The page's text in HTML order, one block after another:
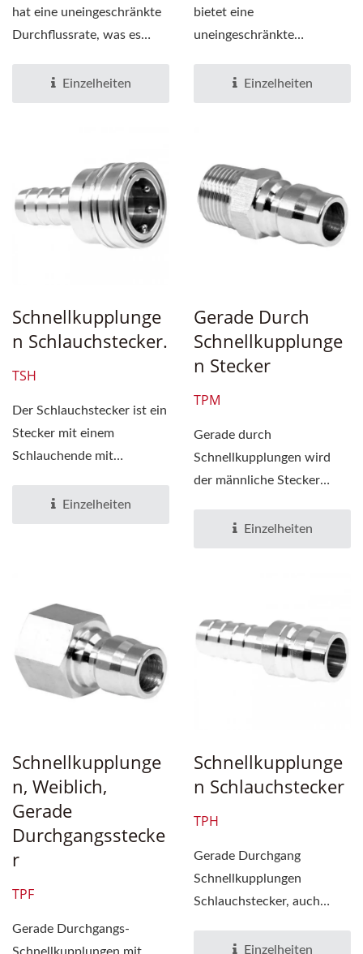
hat eine uneingeschränkte
Durchflussrate, was es
Einzelheiten
bietet eine
uneingeschränkte
gewährleistet...Einzelheiten
Schnellkupplunge
N Schlauchstecker.
TSH
Der Schlauchstecker ist ein
Stecker mit einem
Schlauchende mit
Durchgangs-
Schnellkupplung...
Einzelheiten
Gerade Durch
Schnellkupplunge
N Stecker
TPM
Gerade durch
Schnellkupplungen wird
der männliche Stecker
Rohrleitungen...
Einzelheiten
Schnellkupplunge
N, Weiblich,
Gerade
Durchgangsstecke
R
TPF
Gerade Durchgangs-
Schnellkupplunge
N Schlauchstecker
TPH
Gerade Durchgang
Schnellkupplungen
Schlauchstecker, auch
DurchgangEinzelheiten